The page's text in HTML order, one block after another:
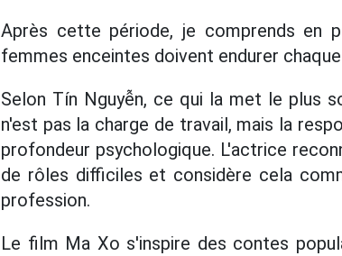
Après cette période, je comprends en
femmes enceintes doivent endurer
Selon Tín Nguyễn, ce qui la met le plus
n'est pas la charge de travail, mais la
profondeur psychologique. L'actrice
de rôles difficiles et considère cela
profession.
Le film Ma Xo s'inspire des contes